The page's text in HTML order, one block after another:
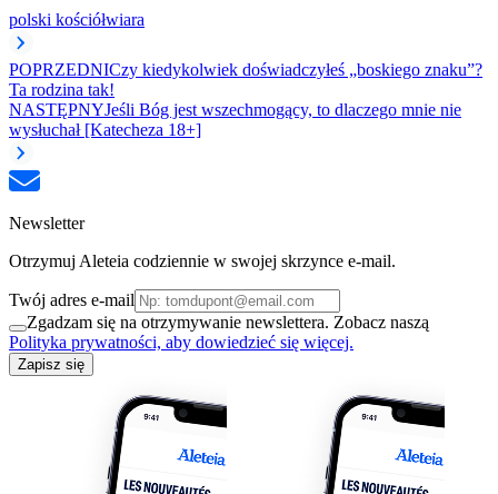
polski kościółwiara
POPRZEDNICzy kiedykolwiek doświadczyłeś „boskiego znaku”?
Ta rodzina tak!
NASTĘPNYJeśli Bóg jest wszechmogący, to dlaczego mnie nie
wysłuchał [Katecheza 18+]
Newsletter
Otrzymuj Aleteia codziennie w swojej skrzynce e-mail.
Twój adres e-mail
Zgadzam się na otrzymywanie newslettera. Zobacz naszą
Polityka prywatności, aby dowiedzieć się więcej.
Zapisz się